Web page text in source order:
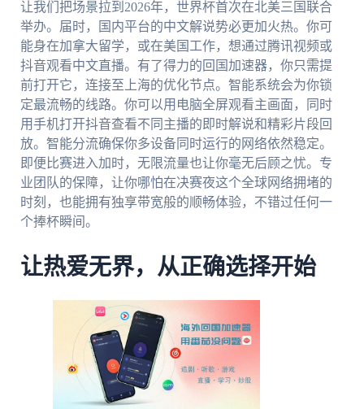
让我们把场景拉到2026年，世界杯首次在北美三国联合
举办。届时，国内平台的中文解说势必更加火热。你可
能身在加拿大留学，或在美国工作，想通过腾讯视频或
抖音观看中文直播。有了得力的回国加速器，你只需提
前打开它，连接至上海的优化节点。智能系统会为你锁
定最流畅的线路。你可以用电脑全屏观看主画面，同时
用手机打开抖音查看不同主播的即时解说和精彩片段回
放。智能分流确保你多设备同时运行的网络依然稳定。
即便比赛进入加时，无限流量也让你毫无后顾之忧。专
业团队的保障，让你哪怕在决赛夜这个全球网络拥堵的
时刻，也能拥有独享带宽般的顺畅体验，不错过任何一
个捧杯瞬间。
让热爱无界，从正确选择开始